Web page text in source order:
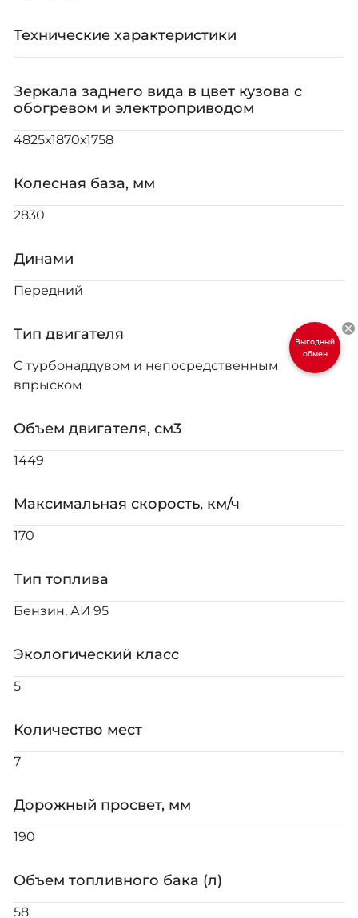
Технические характеристики
Зеркала заднего вида в цвет кузова с
обогревом и электроприводом
4825х1870х1758
Колесная база, мм
2830
Динами
Передний
Тип двигателя
С турбонаддувом и непосредственным
впрыском
Объем двигателя, см3
1449
Максимальная скорость, км/ч
170
Тип топлива
Бензин, АИ 95
Экологический класс
5
Количество мест
7
Дорожный просвет, мм
190
Объем топливного бака (л)
58
Выгодный
обмен